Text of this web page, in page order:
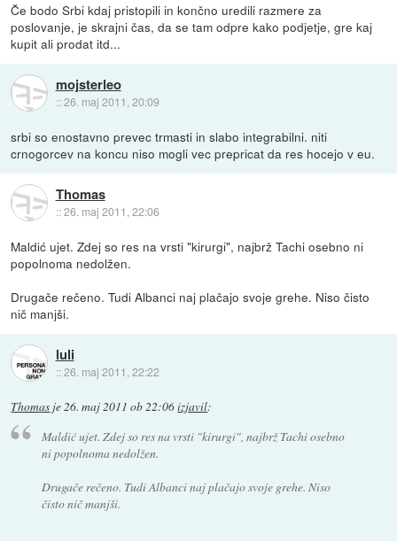
Če bodo Srbi kdaj pristopili in končno uredili razmere za
poslovanje, je skrajni čas, da se tam odpre kako podjetje, gre kaj
kupit ali prodat itd...
mojsterleo
::26. maj 2011, 20:09
srbi so enostavno prevec trmasti in slabo integrabilni. niti
crnogorcev na koncu niso mogli vec prepricat da res hocejo v eu.
Thomas
::26. maj 2011, 22:06
Maldić ujet. Zdej so res na vrsti "kirurgi", najbrž Tachi osebno ni
popolnoma nedolžen.
Drugače rečeno. Tudi Albanci naj plačajo svoje grehe. Niso čisto
nič manjši.
luli
::26. maj 2011, 22:22
Thomas je26. maj 2011 ob 22:06izjavil:
Maldić ujet. Zdej so res na vrsti "kirurgi", najbrž Tachi osebno
ni popolnoma nedolžen.
Drugače rečeno. Tudi Albanci naj plačajo svoje grehe. Niso
čisto nič manjši.